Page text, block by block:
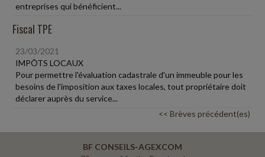
entreprises qui bénéficient...
Fiscal TPE
23/03/2021
IMPÔTS LOCAUX
Pour permettre l'évaluation cadastrale d'un immeuble pour les
besoins de l'imposition aux taxes locales, tout propriétaire doit
déclarer auprès du service...
<< Brèves précédent(es)
BF CONSEILS-AGEXCOM